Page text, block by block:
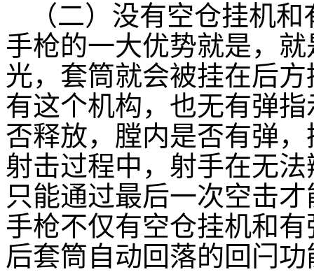
（二）没有空仓挂机
手枪的一大优势就是，
光，套筒就会被挂在后
有这个机构，也无有弹
否释放，膛内是否有弹
射击过程中，射手在无
只能通过最后一次空击
手枪不仅有空仓挂机和
后套筒自动回落的回闩功